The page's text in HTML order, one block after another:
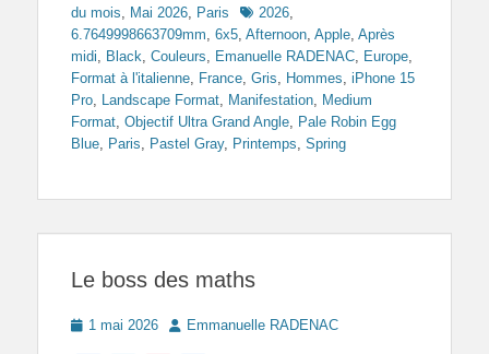
du mois
Mai 2026 Paris Tags2026
6.7649998663709mm 6x5 Afternoon Apple Après
midi
Black Couleurs Emanuelle RADENAC Europe
Format à l'italienne France Gris Hommes iPhone 15
Pro Landscape Format Manifestation Medium
Format Objectif Ultra Grand Angle Pale Robin Egg
Blue Paris Pastel Gray, Printemps Spring
Le boss des maths
Posted
1 mai 2026 AuthorEmmanuelle RADENAC